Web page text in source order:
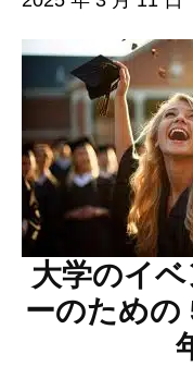
大学のイ
ーのための